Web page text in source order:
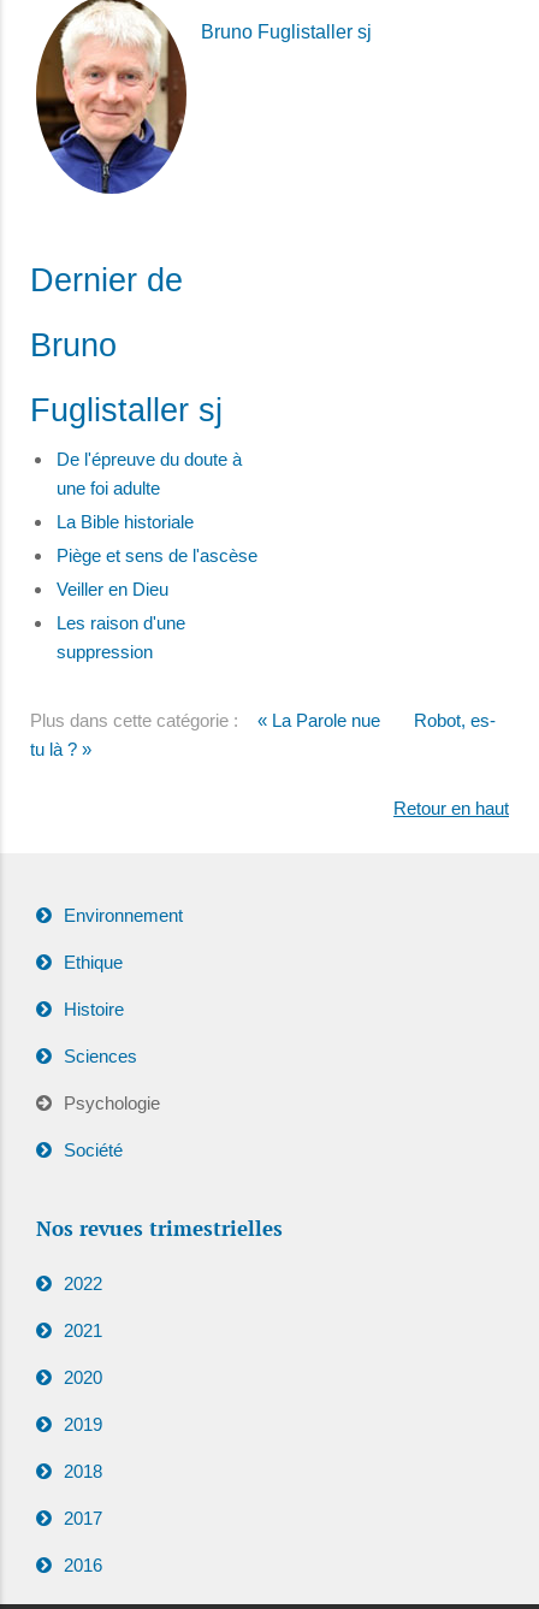
Bruno Fuglistaller sj
Dernier de
Bruno
Fuglistaller sj
De l'épreuve du doute à
une foi adulte
La Bible historiale
Piège et sens de l'ascèse
Veiller en Dieu
Les raison d'une
suppression
Plus dans cette catégorie : « La Parole nue
Robot, es-
tu là ? »
Retour en haut
Environnement
Ethique
Histoire
Sciences
Psychologie
Société
Nos revues trimestrielles
2022
2021
2020
2019
2018
2017
2016